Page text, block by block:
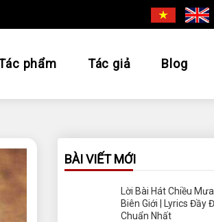
phẩm Tác giả Blog
BÀI VIẾT MỚI
Lời Bài Hát Chiều Mưa
Biên Giới | Lyrics Đầy
Chuẩn Nhất